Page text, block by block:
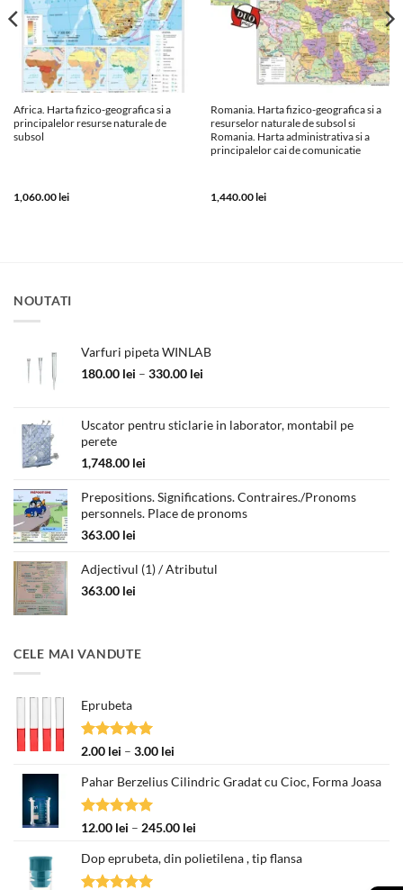
Africa. Harta fizico-geografica si a
principalelor resurse naturale de
subsol
1,060.00lei
Romania. Harta fizico-geografica si a
resurselor naturale de subsol si
Romania. Harta administrativa si a
principalelor cai de comunicatie
1,440.00lei
NOUTATI
Varfuri pipeta WINLAB
180.00 lei – 330.00 lei
180.00 lei
Uscator pentru sticlarie in laborator, montabil pe
perete
1,748.00 lei
Prepositions. Significations. Contraires./Pronoms
personnels. Place de pronoms
363.00 lei
Adjectivul (1) / Atributul
363.00 lei
CELE MAI VANDUTE
Eprubeta
Evaluat la
2.00 lei – 3.00 lei
prețuri:
la
3.00 lei
Pahar Berzelius Cilindric Gradat cu Cioc, Forma Joasa
Evaluat la
12.00 lei – 245.00 lei
prețuri:
Dop eprubeta, din polietilena , tip flansa